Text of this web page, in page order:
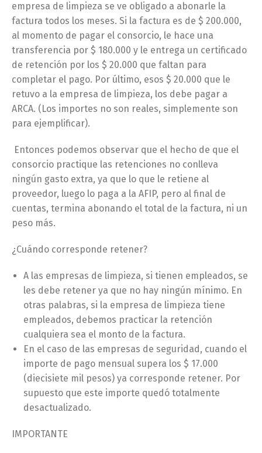
empresa de limpieza se ve obligado a abonarle la
factura todos los meses. Si la factura es de $ 200.000,
al momento de pagar el consorcio, le hace una
transferencia por $ 180.000 y le entrega un certificado
de retención por los $ 20.000 que faltan para
completar el pago. Por último, esos $ 20.000 que le
retuvo a la empresa de limpieza, los debe pagar a
ARCA. (Los importes no son reales, simplemente son
para ejemplificar).
Entonces podemos observar que el hecho de que el
consorcio practique las retenciones no conlleva
ningún gasto extra, ya que lo que le retiene al
proveedor, luego lo paga a la AFIP, pero al final de
cuentas, termina abonando el total de la factura, ni un
peso más.
¿Cuándo corresponde retener?
A las empresas de limpieza, si tienen empleados, se
les debe retener ya que no hay ningún mínimo. En
otras palabras, si la empresa de limpieza tiene
empleados, debemos practicar la retención
cualquiera sea el monto de la factura.
En el caso de las empresas de seguridad, cuando el
importe de pago mensual supera los $ 17.000
(diecisiete mil pesos) ya corresponde retener. Por
supuesto que este importe quedó totalmente
desactualizado.
IMPORTANTE